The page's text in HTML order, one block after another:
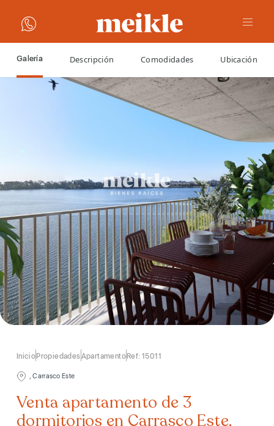
Galería Descripción Comodidades Ubicación
InicioPropiedadesApartamentoRef: 15011
VOLVER
, Carrasco Este
Venta apartamento de 3
dormitorios en Carrasco Este,